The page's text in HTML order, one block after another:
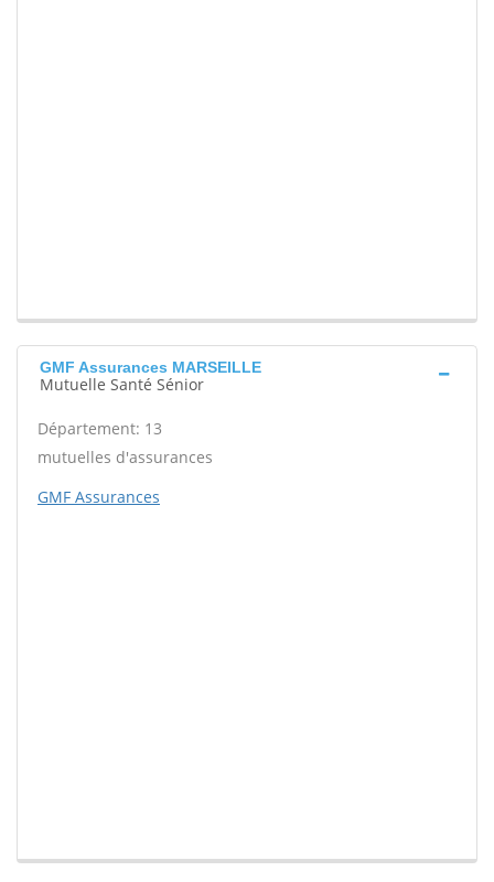
GMF Assurances MARSEILLE
Mutuelle Santé Sénior
Département: 13
mutuelles d'assurances
GMF Assurances